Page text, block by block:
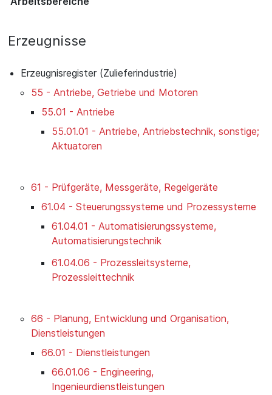
Erzeugnisse
Erzeugnisregister (Zulieferindustrie)
55 - Antriebe, Getriebe und Motoren
55.01 - Antriebe
55.01.01 - Antriebe, Antriebstechnik, sonstige;
Aktuatoren
61 - Prüfgeräte, Messgeräte, Regelgeräte
61.04 - Steuerungssysteme und Prozessysteme
61.04.01 - Automatisierungssysteme,
Automatisierungstechnik
61.04.06 - Prozessleitsysteme,
Prozessleittechnik
66 - Planung, Entwicklung und Organisation,
Dienstleistungen
66.01 - Dienstleistungen
66.01.06 - Engineering,
Ingenieurdienstleistungen